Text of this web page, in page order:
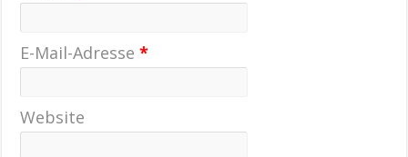
E-Mail-Adresse*
Website